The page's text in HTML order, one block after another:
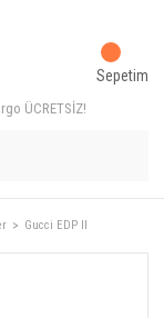
ÜCRETSİZ!
Sepetim
Gucci EDP II